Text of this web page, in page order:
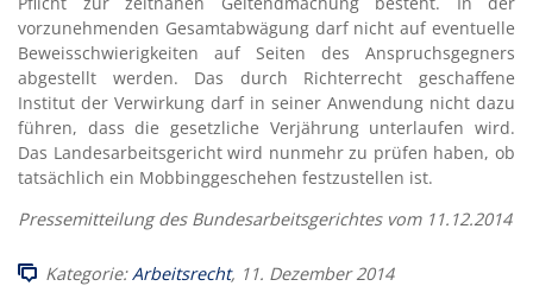
vorzunehmenden Gesamtabwägung darf nicht auf eventuelle
Beweisschwierigkeiten auf Seiten des Anspruchsgegners
abgestellt werden. Das durch Richterrecht geschaffene
Institut der Verwirkung darf in seiner Anwendung nicht dazu
führen, dass die gesetzliche Verjährung unterlaufen wird.
Das Landesarbeitsgericht wird nunmehr zu prüfen haben, ob
tatsächlich ein Mobbinggeschehen festzustellen ist.
Pressemitteilung des Bundesarbeitsgerichtes vom 11.12.2014
Kategorie:Arbeitsrecht, 11. Dezember 2014